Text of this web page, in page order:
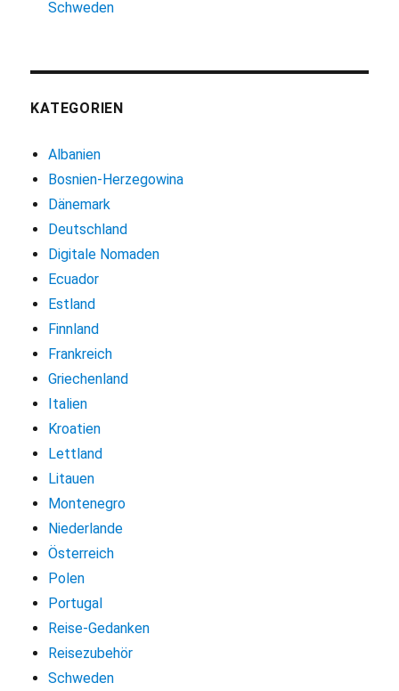
Schweden
KATEGORIEN
Albanien
Bosnien-Herzegowina
Dänemark
Deutschland
Digitale Nomaden
Ecuador
Estland
Finnland
Frankreich
Griechenland
Italien
Kroatien
Lettland
Litauen
Montenegro
Niederlande
Österreich
Polen
Portugal
Reise-Gedanken
Reisezubehör
Schweden